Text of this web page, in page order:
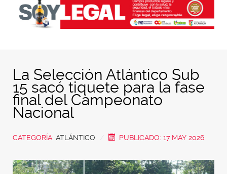
La Selección Atlántico Sub
15 sacó tiquete para la fase
final del Campeonato
Nacional
CATEGORÍA: ATLÁNTICO PUBLICADO: 17 MAY 2026